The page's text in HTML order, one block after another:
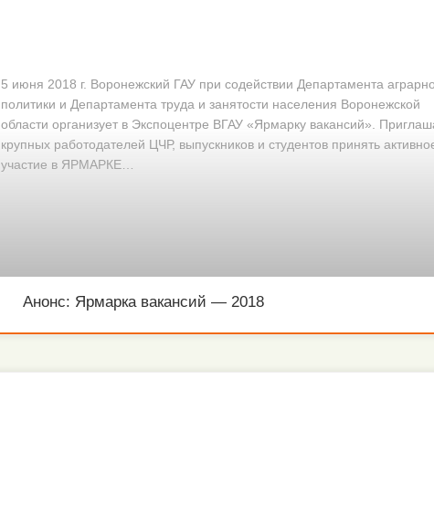
5 июня 2018 г. Воронежский ГАУ при содействии Департамента
политики и Департамента труда и занятости населения Воронежской
области организует в Экспоцентре ВГАУ «Ярмарку вакансий».
крупных работодателей ЦЧР, выпускников и студентов принять
участие в ЯРМАРКЕ…
Анонс: Ярмарка вакансий — 2018